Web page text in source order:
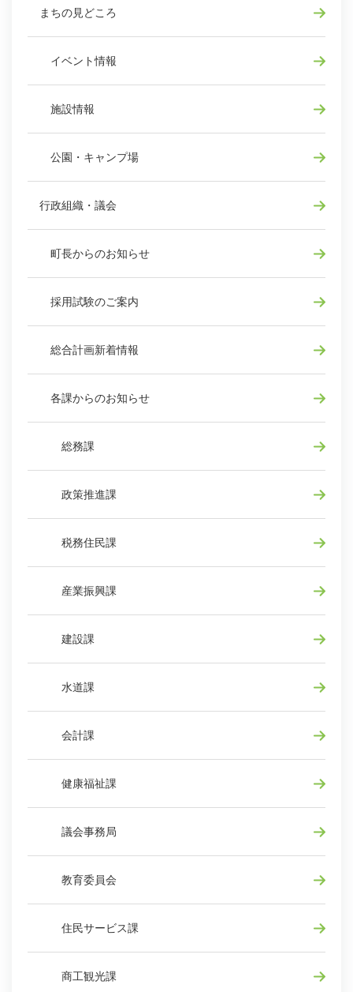
まちの見どころ
イベント情報
施設情報
公園・キャンプ場
行政組織・議会
町長からのお知らせ
採用試験のご案内
総合計画新着情報
各課からのお知らせ
総務課
政策推進課
税務住民課
産業振興課
建設課
水道課
会計課
健康福祉課
議会事務局
教育委員会
住民サービス課
商工観光課